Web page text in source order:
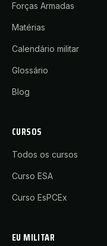
Forças Armadas
Matérias
Calendário militar
Glossário
Blog
CURSOS
Todos os cursos
Curso ESA
Curso EsPCEx
EU MILITAR